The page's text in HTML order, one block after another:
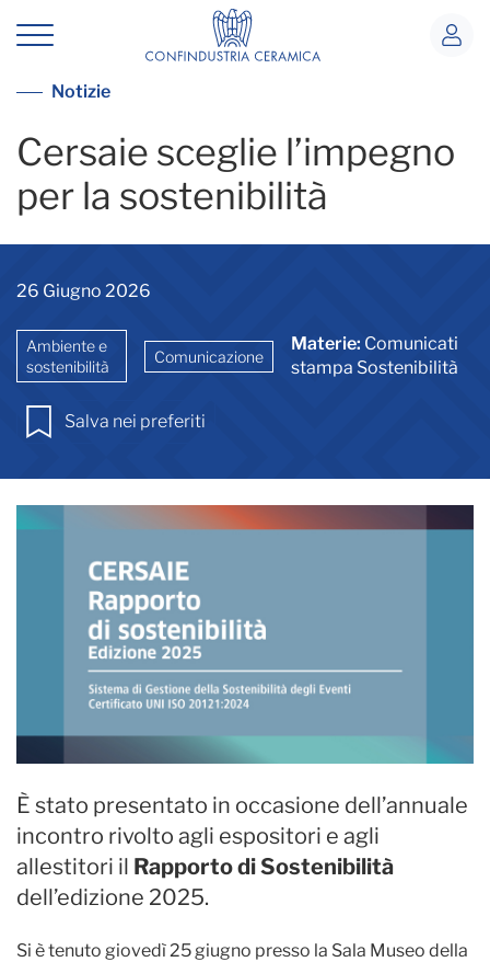
Rapporto di Sostenibilità Cersaie
Vai alla lista notizie
Notizie
Cersaie sceglie l’impegno
per la sostenibilità
26 Giugno 2026
Ambiente e
sostenibilità
Comunicazione
Materie: Comunicati
stampa Sostenibilità
Salva nei preferiti
È stato presentato in occasione dell’annuale
incontro rivolto agli espositori e agli
allestitori il Rapporto di Sostenibilità
dell’edizione 2025.
Si è tenuto giovedì 25 giugno presso la Sala Museo della